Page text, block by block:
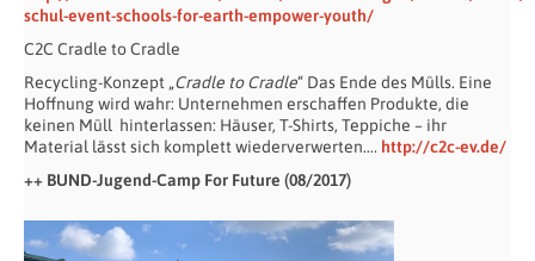
schul-event-schools-for-earth-empower-youth/
C2C Cradle to Cradle
Recycling-Konzept „Cradle to Cradle“ Das Ende des Mülls. Eine
Hoffnung wird wahr: Unternehmen erschaffen Produkte, die
keinen Müll hinterlassen: Häuser, T-Shirts, Teppiche – ihr
Material lässt sich komplett wiederverwerten…. http://c2c-ev.de/
++ BUND-Jugend-Camp For Future (08/2017)